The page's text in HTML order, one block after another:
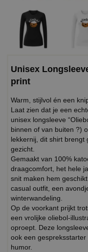
Unisex
print
Warm, stijlvol én een
Laat zien dat je een
unisex longsleeve
binnen of van buiten ?)
lekkernij, dit shirt brengt
gezicht.
Gemaakt van 100%
draagcomfort, het hele
snit maken hem
casual outfit, een
winterwandeling.
Op de voorkant prijkt
een vrolijke oliebol-
oproept. Deze
ook een
humor.